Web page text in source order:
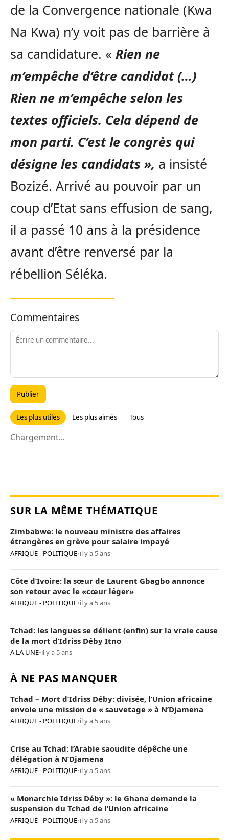
de la Convergence nationale (Kwa
Na Kwa) n’y voit pas de barrière à
sa candidature. « Rien ne
m’empêche d‘être candidat (…)
Rien ne m’empêche selon les
textes officiels. Cela dépend de
mon parti. C’est le congrès qui
désigne les candidats », a insisté
Bozizé. Arrivé au pouvoir par un
coup d’Etat sans effusion de sang,
il a passé 10 ans à la présidence
avant d’être renversé par la
rébellion Séléka.
Commentaires
Publier
Les plus utiles Les plus aimés Tous
Chargement...
SUR LA MÊME THÉMATIQUE
Zimbabwe: le nouveau ministre des affaires
étrangères en grève pour salaire impayé
AFRIQUE - POLITIQUE•il y a 5 ans
Côte d’Ivoire: la sœur de Laurent Gbagbo annonce
son retour avec le «cœur léger»
AFRIQUE - POLITIQUE•il y a 5 ans
Tchad: les langues se délient (enfin) sur la vraie cause
de la mort d’Idriss Déby Itno
A LA UNE•il y a 5 ans
À NE PAS MANQUER
Tchad – Mort d’Idriss Déby: divisée, l’Union africaine
envoie une mission de « sauvetage » à N’Djamena
AFRIQUE - POLITIQUE•il y a 5 ans
Crise au Tchad: l’Arabie saoudite dépêche une
délégation à N’Djamena
AFRIQUE - POLITIQUE•il y a 5 ans
« Monarchie Idriss Déby »: le Ghana demande la
suspension du Tchad de l’Union africaine
AFRIQUE - POLITIQUE•il y a 5 ans